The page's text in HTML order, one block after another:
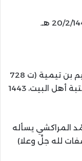
/ أحمد بن عبدالحليم بن تيمية (ت 728
هـ)؛ تحقيق دغش العجمي.- الكويت: مكتبة أهل البيت، 1443
المراكشي يسأله
لله جلَّ وعلا)